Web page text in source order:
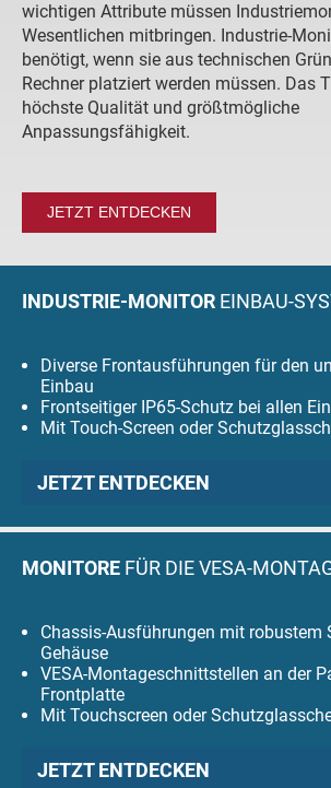
wichtigen Attribute müssen
Wesentlichen mitbringen. Industrie-
benötigt, wenn sie aus technischen
Rechner platziert werden müssen. Das
höchste Qualität und größtmögliche
Anpassungsfähigkeit.
JETZT ENTDECKEN
INDUSTRIE-MONITOR EINBAU-
Diverse Frontausführungen für den
Einbau
Frontseitiger IP65-Schutz bei allen
Mit Touch-Screen oder
JETZT ENTDECKEN
MONITORE FÜR DIE VESA-
Chassis-Ausführungen mit robustem
Gehäuse
VESA-Montageschnittstellen an der
Frontplatte
Mit Touchscreen oder
JETZT ENTDECKEN